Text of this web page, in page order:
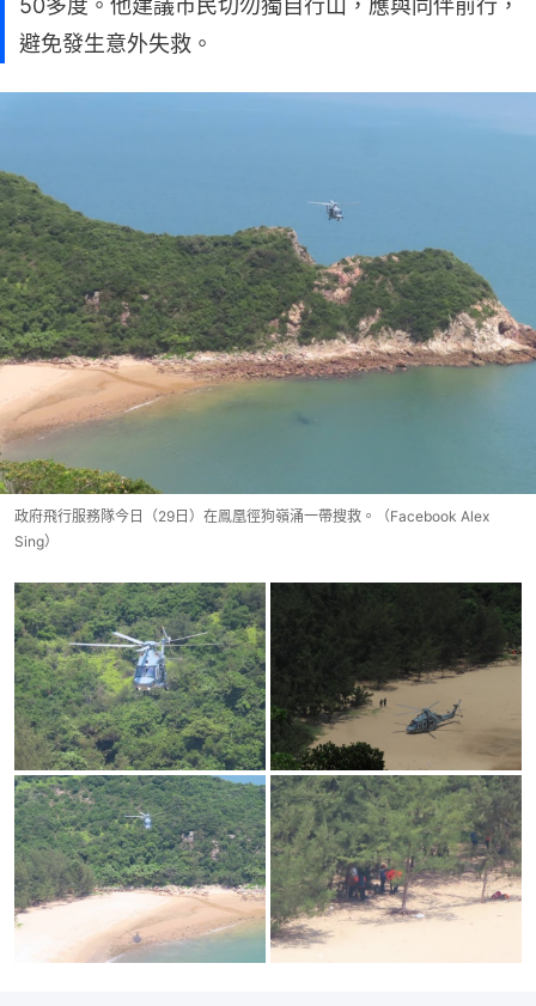
避免發生意外失救。
政府飛行服務隊今日（29日）在鳯凰徑狗嶺涌一帶搜救。（Facebook Alex
Sing）